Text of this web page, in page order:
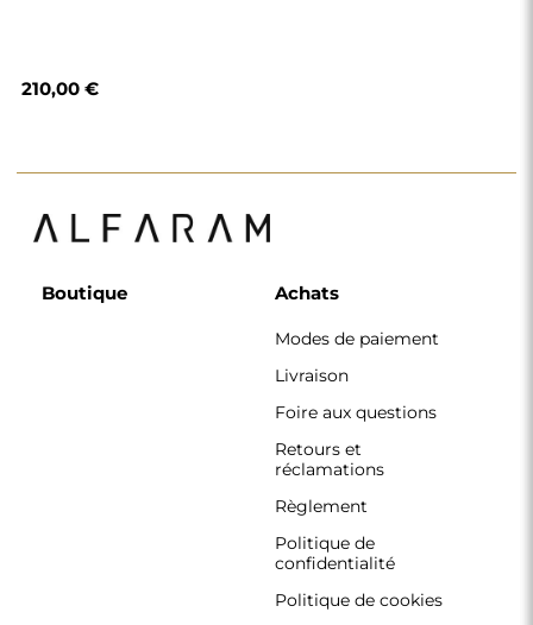
210,00 €
Boutique Achats
Modes de paiement
Livraison
Foire aux questions
Retours et
réclamations
Règlement
Politique de
confidentialité
Politique de cookies